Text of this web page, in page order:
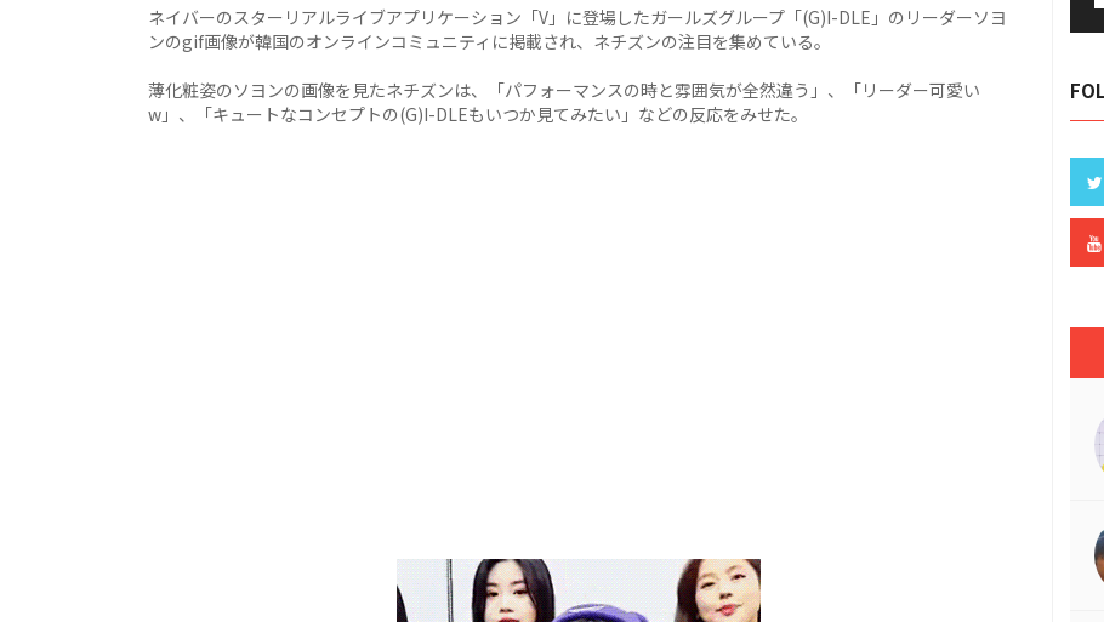
ネイバーのスターリアルライブアプリケーション「V」に登場したガールズグループ「(G)I-DLE」のリーダーソヨ
ンのgif画像が韓国のオンラインコミュニティに掲載され、ネチズンの注目を集めている。
薄化粧姿のソヨンの画像を見たネチズンは、「パフォーマンスの時と雰囲気が全然違う」、「リーダー可愛い
w」、「キュートなコンセプトの(G)I-DLEもいつか見てみたい」などの反応をみせた。